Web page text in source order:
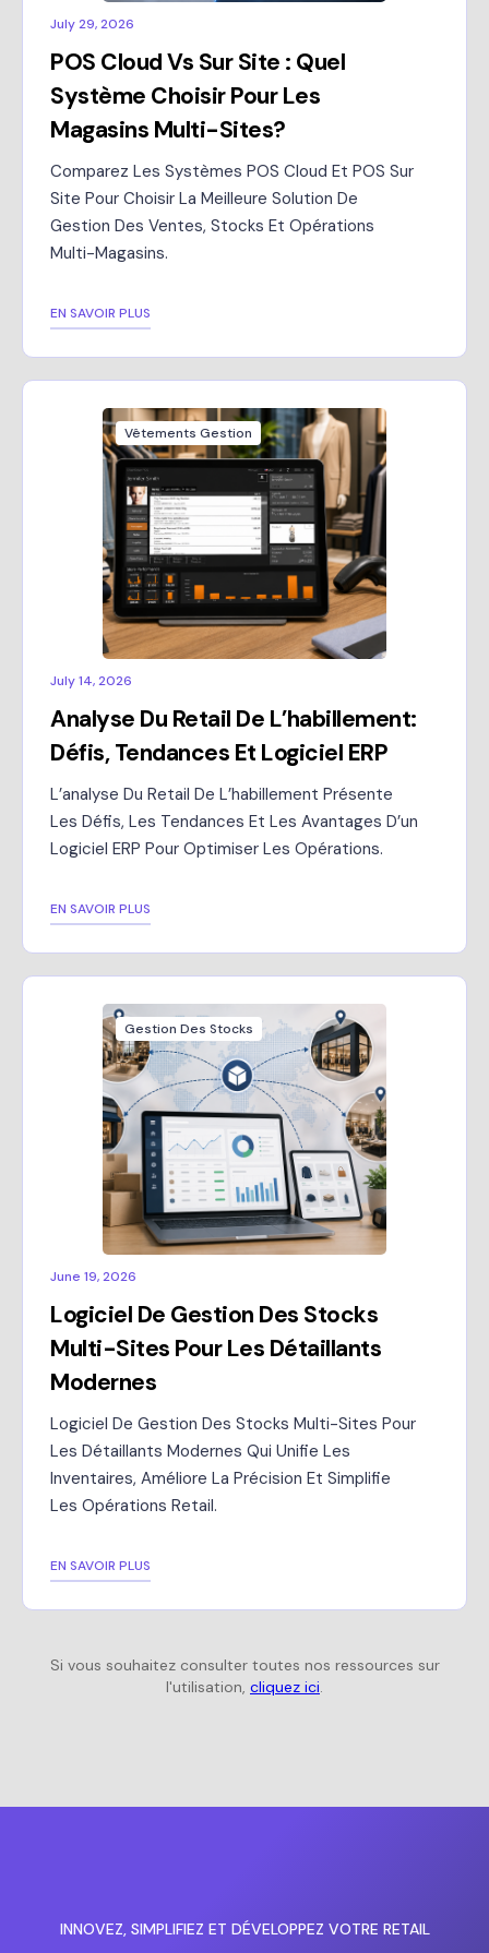
July 29, 2026
POS Cloud Vs Sur Site : Quel
Système Choisir Pour Les
Magasins Multi-Sites?
Comparez Les Systèmes POS Cloud Et POS Sur
Site Pour Choisir La Meilleure Solution De
Gestion Des Ventes, Stocks Et Opérations
Multi-Magasins.
EN SAVOIR PLUS
Vêtements Gestion
July 14, 2026
Analyse Du Retail De L’habillement:
Défis, Tendances Et Logiciel ERP
L’analyse Du Retail De L’habillement Présente
Les Défis, Les Tendances Et Les Avantages D’un
Logiciel ERP Pour Optimiser Les Opérations.
EN SAVOIR PLUS
Gestion Des Stocks
June 19, 2026
Logiciel De Gestion Des Stocks
Multi-Sites Pour Les Détaillants
Modernes
Logiciel De Gestion Des Stocks Multi-Sites Pour
Les Détaillants Modernes Qui Unifie Les
Inventaires, Améliore La Précision Et Simplifie
Les Opérations Retail.
EN SAVOIR PLUS
Si vous souhaitez consulter toutes nos ressources sur
l'utilisation, cliquez ici.
INNOVEZ, SIMPLIFIEZ ET DÉVELOPPEZ VOTRE RETAIL